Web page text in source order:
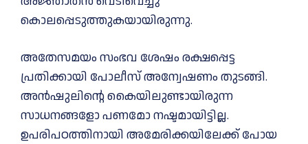
കൊലപ്പെടുത്തുകയായിരുന്നു.
അതേസമയം സംഭവ ശേഷം രക്ഷപ്പെട്ട
പ്രതിക്കായി പോലീസ് അന്വേഷണം തുടങ്ങി.
അന്‍ഷുലിന്റെ കൈയിലുണ്ടായിരുന്ന
സാധനങ്ങളോ പണമോ നഷ്ടമായിട്ടില്ല.
ഉപരിപഠത്തിനായി അമേരിക്കയിലേക്ക് പോയ